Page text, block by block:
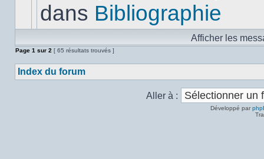
dansdans Bibliographie
Afficher les
Page 1 sur 2 [ 65 résultats trouvés ]
Index du forum
Aller à :
Développé par